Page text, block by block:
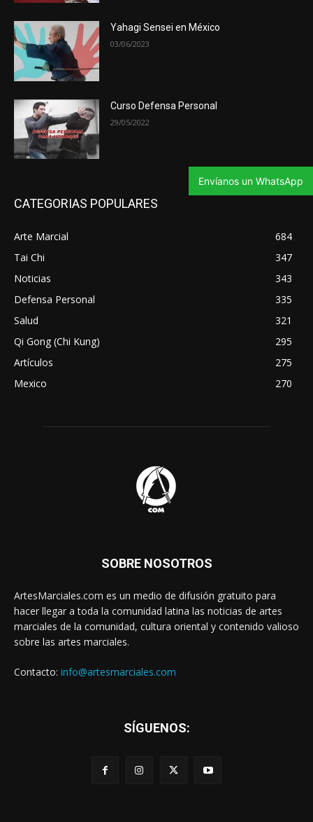
Yahagi Sensei en México
03/06/2023
Curso Defensa Personal
29/05/2022
CATEGORIAS POPULARES
Arte Marcial
684
Tai Chi
347
Noticias
343
Defensa Personal
335
Salud
321
Qi Gong (Chi Kung)
295
Artículos
275
Mexico
270
SOBRE NOSOTROS
ArtesMarciales.com es un medio de difusión gratuito para
hacer llegar a toda la comunidad latina las noticias de artes
marciales de la comunidad, cultura oriental y contenido valioso
sobre las artes marciales.
Contacto: info@artesmarciales.com
SÍGUENOS:
Envíanos un WhatsApp